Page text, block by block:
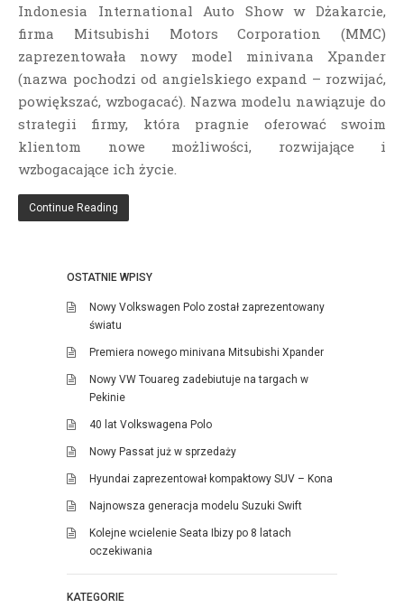
Indonesia International Auto Show w Dżakarcie,
firma Mitsubishi Motors Corporation (MMC)
zaprezentowała nowy model minivana Xpander
(nazwa pochodzi od angielskiego expand – rozwijać,
powiększać, wzbogacać). Nazwa modelu nawiązuje do
strategii firmy, która pragnie oferować swoim
klientom nowe możliwości, rozwijające i
wzbogacające ich życie.
Continue Reading
OSTATNIE WPISY
Nowy Volkswagen Polo został zaprezentowany
światu
Premiera nowego minivana Mitsubishi Xpander
Nowy VW Touareg zadebiutuje na targach w
Pekinie
40 lat Volkswagena Polo
Nowy Passat już w sprzedaży
Hyundai zaprezentował kompaktowy SUV – Kona
Najnowsza generacja modelu Suzuki Swift
Kolejne wcielenie Seata Ibizy po 8 latach
oczekiwania
KATEGORIE